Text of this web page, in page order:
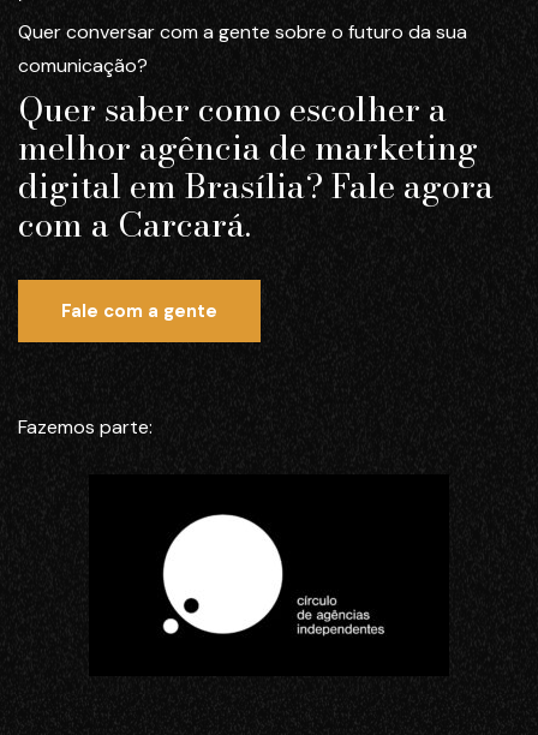
Quer conversar com a gente sobre o futuro da sua
comunicação?
Quer saber como escolher a
melhor agência de marketing
digital em Brasília? Fale agora
com a Carcará.
Fale com a gente
Fazemos parte: